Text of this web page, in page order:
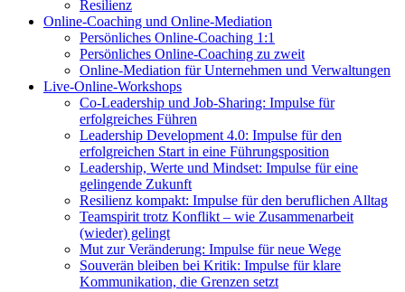
Resilienz
Online-Coaching und Online-Mediation
Persönliches Online-Coaching 1:1
Persönliches Online-Coaching zu zweit
Online-Mediation für Unternehmen und Verwaltungen
Live-Online-Workshops
Co-Leadership und Job-Sharing: Impulse für
erfolgreiches Führen
Leadership Development 4.0: Impulse für den
erfolgreichen Start in eine Führungsposition
Leadership, Werte und Mindset: Impulse für eine
gelingende Zukunft
Resilienz kompakt: Impulse für den beruflichen Alltag
Teamspirit trotz Konflikt – wie Zusammenarbeit
(wieder) gelingt
Mut zur Veränderung: Impulse für neue Wege
Souverän bleiben bei Kritik: Impulse für klare
Kommunikation, die Grenzen setzt